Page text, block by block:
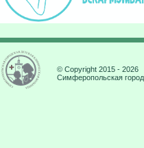
© Copyright 2015 - 2026
Симферопольская